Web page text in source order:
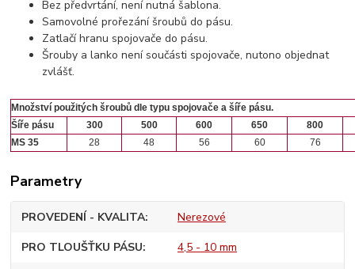
Bez předvrtání, není nutná šablona.
Samovolné prořezání šroubů do pásu.
Zatlačí hranu spojovače do pásu.
Šrouby a lanko není součásti spojovače, nutono objednat
zvlášť.
Množství použitých šroubů dle typu spojovače a šíře pásu.
Šíře pásu
300 500 600 650
800
MS 35
28 48 56 60 76
Parametry
PROVEDENÍ - KVALITA Nerezové
PRO TLOUŠŤKU PÁSU 4,5 - 10 mm